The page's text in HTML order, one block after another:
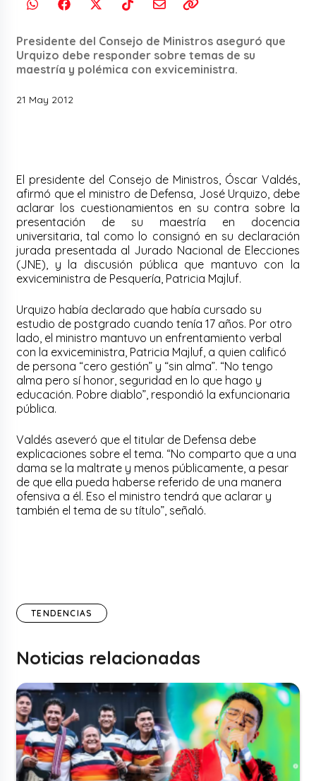
Presidente del Consejo de Ministros aseguró que
Urquizo debe responder sobre temas de su
maestría y polémica con exviceministra.
21 May 2012
El presidente del Consejo de Ministros, Óscar Valdés,
afirmó que el ministro de Defensa, José Urquizo, debe
aclarar los cuestionamientos en su contra sobre la
presentación de su maestría en docencia
universitaria, tal como lo consignó en su declaración
jurada presentada al Jurado Nacional de Elecciones
(JNE), y la discusión pública que mantuvo con la
exviceministra de Pesquería, Patricia Majluf.
Urquizo había declarado que había cursado su
estudio de postgrado cuando tenía 17 años. Por otro
lado, el ministro mantuvo un enfrentamiento verbal
con la exviceministra, Patricia Majluf, a quien calificó
de persona “cero gestión” y “sin alma”. “No tengo
alma pero sí honor, seguridad en lo que hago y
educación. Pobre diablo”, respondió la exfuncionaria
pública.
Valdés aseveró que el titular de Defensa debe
explicaciones sobre el tema. “No comparto que a una
dama se la maltrate y menos públicamente, a pesar
de que ella pueda haberse referido de una manera
ofensiva a él. Eso el ministro tendrá que aclarar y
también el tema de su título”, señaló.
TENDENCIAS
Noticias relacionadas